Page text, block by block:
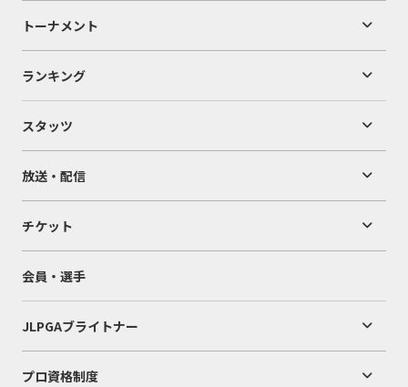
トーナメント
ランキング
スタッツ
放送・配信
チケット
会員・選手
JLPGAブライトナー
プロ資格制度